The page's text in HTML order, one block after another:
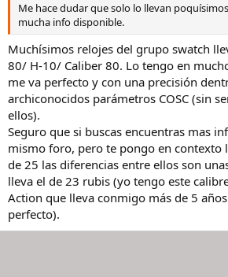
Me hace dudar que solo lo llevan
mucha info disponible.
Muchísimos relojes del grupo swatch
80/ H-10/ Caliber 80. Lo tengo en
me va perfecto y con una precisión
archiconocidos parámetros COSC (sin
ellos).
Seguro que si buscas encuentras mas
mismo foro, pero te pongo en contexto
de 25 las diferencias entre ellos son
lleva el de 23 rubis (yo tengo este
Action que lleva conmigo más de 5
perfecto).